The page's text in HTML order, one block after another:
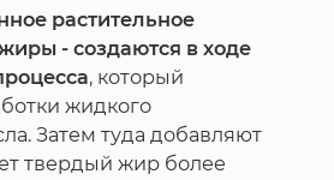
растительное
- создаются в ходе
, который
жидкого
Затем туда добавляют
твердый жир более